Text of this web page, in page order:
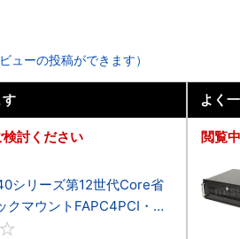
ューの投稿ができます）
討ください
シリーズ第12世代Core省
クマウントFAPC4PCI・
よく
閲覧